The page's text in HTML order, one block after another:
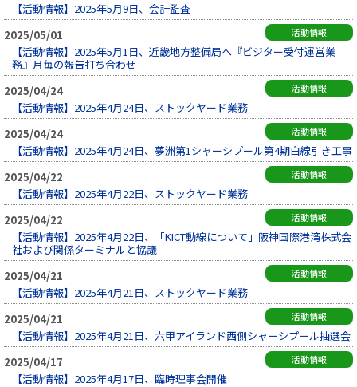
【活動情報】2025年5月9日、会計監査
2025/05/01
活動情報
【活動情報】2025年5月1日、近畿地方整備局へ『ビジター受付運営業
務』月毎の報告打ち合わせ
2025/04/24
活動情報
【活動情報】2025年4月24日、ストックヤード業務
2025/04/24
活動情報
【活動情報】2025年4月24日、夢洲第1シャーシプール第4期白線引き工事
2025/04/22
活動情報
【活動情報】2025年4月22日、ストックヤード業務
2025/04/22
活動情報
【活動情報】2025年4月22日、「KICT動線について」阪神国際港湾株式会
社および関係ターミナルと協議
2025/04/21
活動情報
【活動情報】2025年4月21日、ストックヤード業務
2025/04/21
活動情報
【活動情報】2025年4月21日、六甲アイランド西側シャーシプール抽選会
2025/04/17
活動情報
【活動情報】2025年4月17日、臨時理事会開催